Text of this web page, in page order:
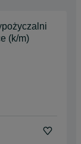
(k/m)